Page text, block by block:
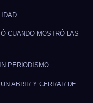
CUANDO MOSTRÓ LAS
PERIODISMO
ABRIR Y CERRAR DE